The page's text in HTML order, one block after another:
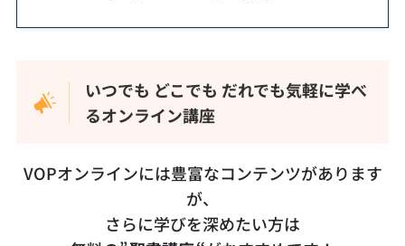
いつでも どこでも だれでも気軽に学べ
るオンライン講座
VOPオンラインには豊富なコンテンツがあります
が、
さらに学びを深めたい方は